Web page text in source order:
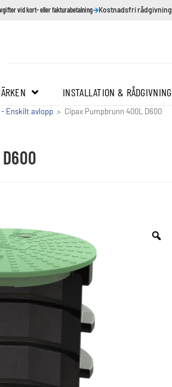
vid kort- eller fakturabetalning Kostnadsfri rådgivning
INSTALLATION & RÅDGIVNING
Enskilt avlopp > Cipax Pumpbrunn 400L D600